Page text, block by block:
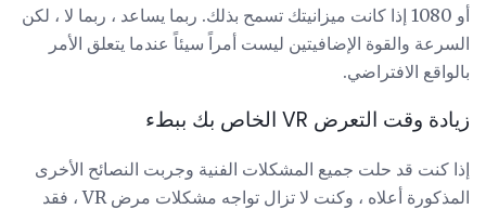
أو 1080 إذا كانت ميزانيتك تسمح بذلك. ربما يساعد ، ربما لا ، لكن
السرعة والقوة الإضافيتين ليست أمراً سيئاً عندما يتعلق الأمر
بالواقع الافتراضي.
زيادة وقت التعرض VR الخاص بك ببطء
إذا كنت قد حلت جميع المشكلات الفنية وجربت النصائح الأخرى
المذكورة أعلاه ، وكنت لا تزال تواجه مشكلات مرض VR ، فقد